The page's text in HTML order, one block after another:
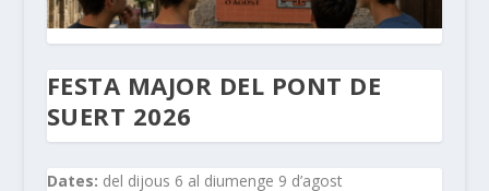
FESTA MAJOR DEL PONT DE
SUERT 2026
Dates: del dijous 6 al diumenge 9 d’agost